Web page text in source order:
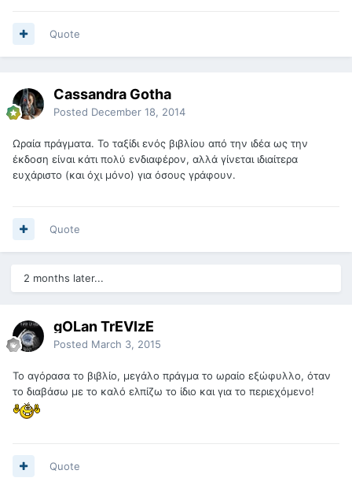
Quote
Cassandra Gotha
Posted December 18, 2014
Ωραία πράγματα. Το ταξίδι ενός βιβλίου από την ιδέα ως την
έκδοση είναι κάτι πολύ ενδιαφέρον, αλλά γίνεται ιδιαίτερα
ευχάριστο (και όχι μόνο) για όσους γράφουν.
Quote
2 months later...
gOLan TrEVIzE
Posted March 3, 2015
Το αγόρασα το βιβλίο, μεγάλο πράγμα το ωραίο εξώφυλλο, όταν
το διαβάσω με το καλό ελπίζω το ίδιο και για το περιεχόμενο!
Quote